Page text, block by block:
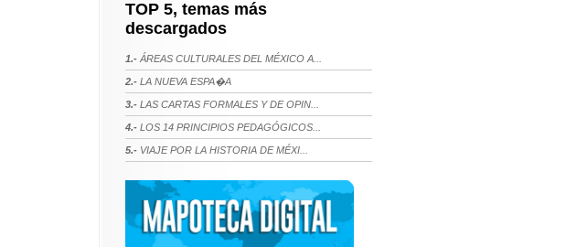
TOP 5, temas más
descargados
1.- ÁREAS CULTURALES DEL MÉXICO A...
2.- LA NUEVA ESPA�A
3.- LAS CARTAS FORMALES Y DE OPIN...
4.- LOS 14 PRINCIPIOS PEDAGÓGICOS...
5.- VIAJE POR LA HISTORIA DE MÉXI...